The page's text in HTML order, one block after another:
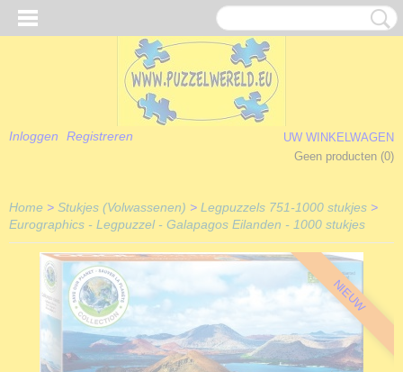
Inloggen Registreren
UW WINKELWAGEN
Geen producten (0)
Home > Stukjes (Volwassenen) > Legpuzzels 751-1000 stukjes >
Eurographics - Legpuzzel - Galapagos Eilanden - 1000 stukjes
NIEUW